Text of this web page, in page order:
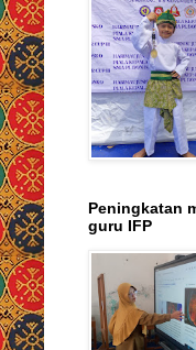
Peningkatan
guru IFP